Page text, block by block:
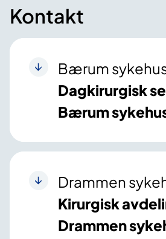
Kontakt
Bærum
Dagkirurgisk
Bærum
Drammen
Kirurgisk
Drammen